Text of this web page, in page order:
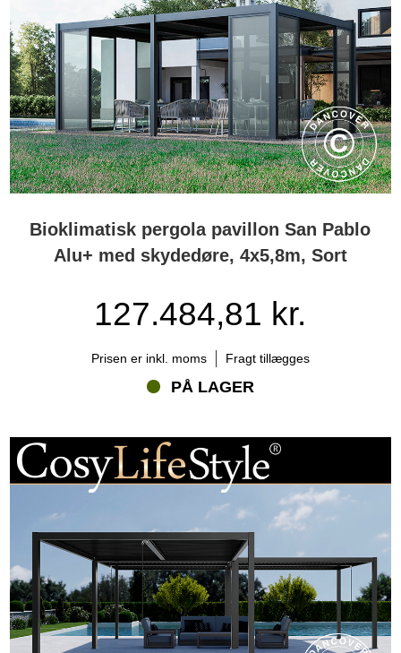
Bioklimatisk pergola pavillon San Pablo
Alu+ med skydedøre, 4x5,8m, Sort
127.484,81 kr.
Prisen er inkl. moms Fragt tillægges
PÅ LAGER